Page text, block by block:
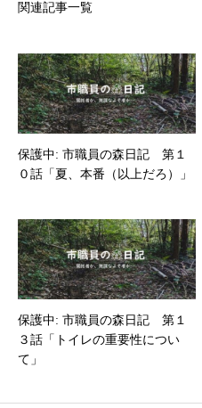
関連記事一覧
保護中: 市職員の森日記 第１
０話「夏、本番（以上だろ）」
保護中: 市職員の森日記 第１
３話「トイレの重要性につい
て」